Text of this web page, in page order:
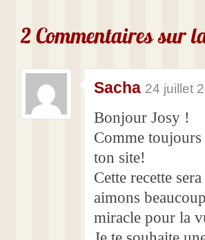
2 Commentaires sur
Sacha 24 juillet
Bonjour Josy !
Comme toujours
ton site!
Cette recette
aimons
miracle pour la